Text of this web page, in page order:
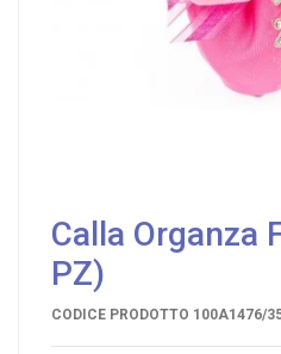
Calla Organza
PZ)
CODICE PRODOTTO 100A1476/